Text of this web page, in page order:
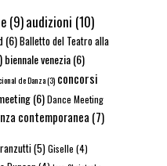
(9)audizioni (10)
(6)Balletto del Teatro alla
biennale venezia(6)
de Danza(3) concorsi
(6)Dance Meeting
contemporanea (7)
(5)Giselle (4)